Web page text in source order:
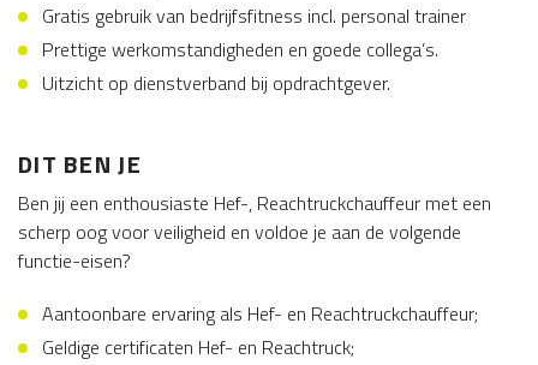
Gratis gebruik van bedrijfsfitness incl. personal trainer
Prettige werkomstandigheden en goede collega’s.
Uitzicht op dienstverband bij opdrachtgever.
DIT BEN JE
Ben jij een enthousiaste Hef-, Reachtruckchauffeur met een
scherp oog voor veiligheid en voldoe je aan de volgende
functie-eisen?
Aantoonbare ervaring als Hef- en Reachtruckchauffeur;
Geldige certificaten Hef- en Reachtruck;